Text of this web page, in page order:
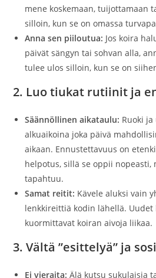
mene koskemaan, tuijottamaan
silloin, kun se on omassa
Anna sen piiloutua: Jos koira
päivät sängyn tai sohvan alla,
tulee ulos silloin, kun se on
2. Luo tiukat rutiinit ja
Säännöllinen aikataulu: Ruoki
alkuaikoina joka päivä
aikaan. Ennustettavuus on
helpotus, sillä se oppii nopeasti,
tapahtuu.
Samat reitit: Kävele aluksi vain
lenkkireittiä kodin lähellä.
kuormittavat koiran aivoja liikaa.
3. Vältä ”esittelyä” ja
Ei vieraita: Älä kutsu sukulaisia